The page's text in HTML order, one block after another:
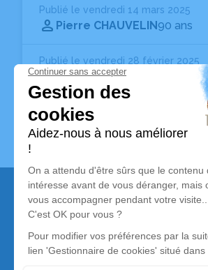
Publié le vendredi 14 mars 2025
Pierre CHAUVELIN90 ans
Publié le vendredi 28 février 2025
Lucien HÉLARY
Vous ne trouvez pas l’avis
Pour affiner votre recherche,
Pour toute question relative au
Nos services
Avis de décès
Liste des familles
Annuaire des pompes funèbres